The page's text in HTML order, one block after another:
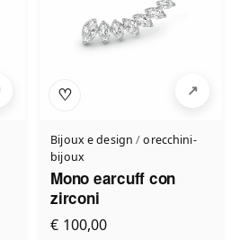
♡
Bijoux e design /orecchini-
bijoux
Mono earcuff con
zirconi
€ 100,00